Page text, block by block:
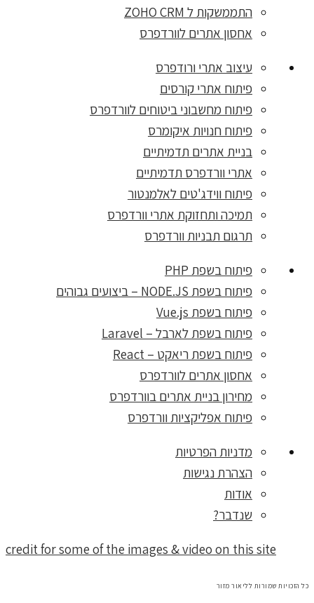
התממשקות ל ZOHO CRM
אחסון אתרים לוורדפרס
עיצוב אתרי ורודפרס
פיתוח אתרי קורסים
פיתוח מחשבוני ביטוחים לוורדפרס
פיתוח חנויות איקומרס
בניית אתרים תדמיתיים
אתרי וורדפרס תדמיתיים
פיתוח ווידג'טים לאלמנטור
תמיכה ותחזוקת אתרי וורדפרס
תרגום תבניות וורדפרס
פיתוח בשפת PHP
פיתוח בשפת NODE.JS – ביצועים גבוהים
פיתוח בשפת Vue.js
פיתוח בשפת לארבל – Laravel
פיתוח בשפת ריאקט – React
אחסון אתרים לוורדפרס
מחירון בניית אתרים בוורדפרס
פיתוח אפליקציות וורדפרס
מדניות הפרטיות
הצהרת נגישות
אודות
שנדבר?
credit for some of the images & video on this site
כל הזכויות שמורות לליאור מזור